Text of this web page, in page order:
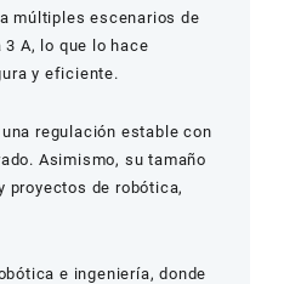
múltiples escenarios de
A, lo que lo hace
y eficiente.
regulación estable con
Asimismo, su tamaño
de robótica,
e ingeniería, donde